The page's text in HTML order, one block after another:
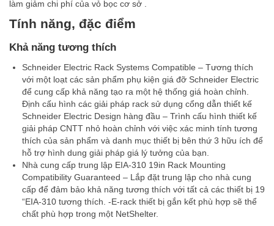
làm giảm chi phí của vỏ bọc cơ sở .
Tính năng, đặc điểm
Khả năng tương thích
Schneider Electric Rack Systems Compatible – Tương thích
với một loạt các sản phẩm phụ kiện giá đỡ Schneider Electric
để cung cấp khả năng tạo ra một hệ thống giá hoàn chỉnh.
Định cấu hình các giải pháp rack sử dụng cổng dẫn thiết kế
Schneider Electric Design hàng đầu – Trình cấu hình thiết kế
giải pháp CNTT nhỏ hoàn chỉnh với việc xác minh tính tương
thích của sản phẩm và danh mục thiết bị bên thứ 3 hữu ích để
hỗ trợ hình dung giải pháp giá lý tưởng của bạn.
Nhà cung cấp trung lập EIA-310 19in Rack Mounting
Compatibility Guaranteed – Lắp đặt trung lập cho nhà cung
cấp để đảm bảo khả năng tương thích với tất cả các thiết bị 19
“EIA-310 tương thích. -E-rack thiết bị gắn kết phù hợp sẽ thể
chất phù hợp trong một NetShelter.